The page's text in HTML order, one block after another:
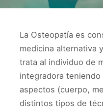
La Osteopatía es
medicina alternativa
trata al individuo de
integradora
aspectos (cuerpo,
distintos tipos de